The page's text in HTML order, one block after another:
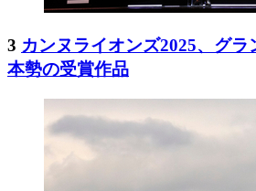
3 カンヌライオンズ2025、グラ
本勢の受賞作品